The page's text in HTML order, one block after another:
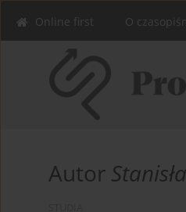
Online first O
Autor